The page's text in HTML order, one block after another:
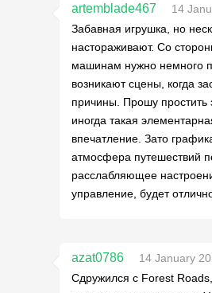
artemblade467
14
Забавная игрушка, но
настораживают. Со
машинам нужно немного
возникают сцены, когда
причины. Прошу простить
иногда такая
впечатление. Зато
атмосфера путешествий
расслабляющее
управление, будет
azat0786
14 January
Сдружился с Forest